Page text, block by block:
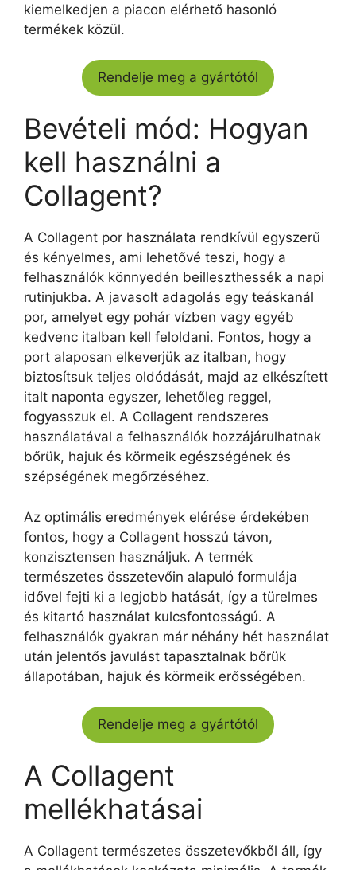
kiemelkedjen a piacon elérhető hasonló
termékek közül.
Rendelje meg a gyártótól
Bevételi mód: Hogyan
kell használni a
Collagent?
A Collagent por használata rendkívül egyszerű
és kényelmes, ami lehetővé teszi, hogy a
felhasználók könnyedén beilleszthessék a napi
rutinjukba. A javasolt adagolás egy teáskanál
por, amelyet egy pohár vízben vagy egyéb
kedvenc italban kell feloldani. Fontos, hogy a
port alaposan elkeverjük az italban, hogy
biztosítsuk teljes oldódását, majd az elkészített
italt naponta egyszer, lehetőleg reggel,
fogyasszuk el. A Collagent rendszeres
használatával a felhasználók hozzájárulhatnak
bőrük, hajuk és körmeik egészségének és
szépségének megőrzéséhez.
Az optimális eredmények elérése érdekében
fontos, hogy a Collagent hosszú távon,
konzisztensen használjuk. A termék
természetes összetevőin alapuló formulája
idővel fejti ki a legjobb hatását, így a türelmes
és kitartó használat kulcsfontosságú. A
felhasználók gyakran már néhány hét használat
után jelentős javulást tapasztalnak bőrük
állapotában, hajuk és körmeik erősségében.
Rendelje meg a gyártótól
A Collagent
mellékhatásai
A Collagent természetes összetevőkből áll, így